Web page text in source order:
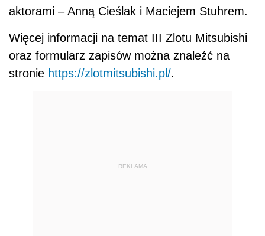
aktorami – Anną Cieślak i Maciejem Stuhrem.
Więcej informacji na temat III Zlotu Mitsubishi
oraz formularz zapisów można znaleźć na
stronie https://zlotmitsubishi.pl/.
REKLAMA